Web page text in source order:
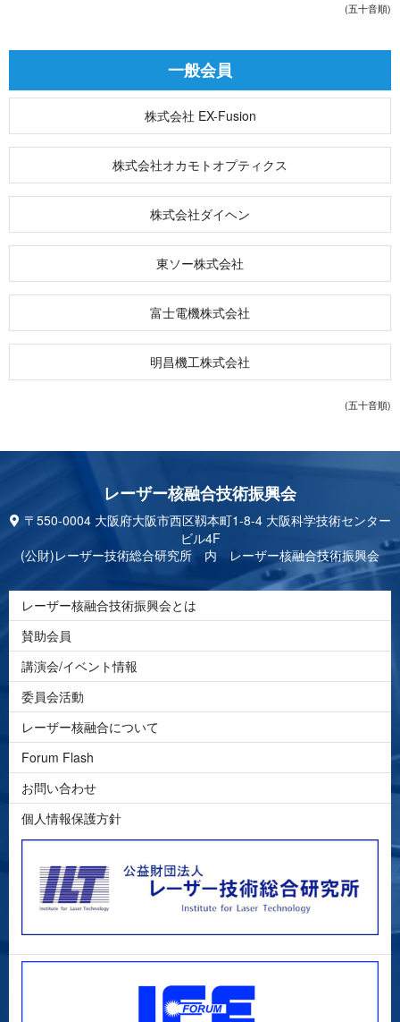
(五十音順)
一 般 会 員
株式会社 EX-Fusion
株式会社オカモトオプティクス
株式会社ダイヘン
東ソー株式会社
富士電機株式会社
明昌機工株式会社
(五十音順)
レーザー核融合技 術 振 興 会
〒550-0004 大阪府大阪市西区靱本町1-8-4 大阪科学技術センター
ビル4F
(公財)レーザー技術総合研究所 内 レーザー核融合技術振興会
レーザー核融合技術振興会とは
賛助会員
講演会/イベント情報
委員会活動
レーザー核融合について
Forum Flash
お問い合わせ
個人情報保護方針